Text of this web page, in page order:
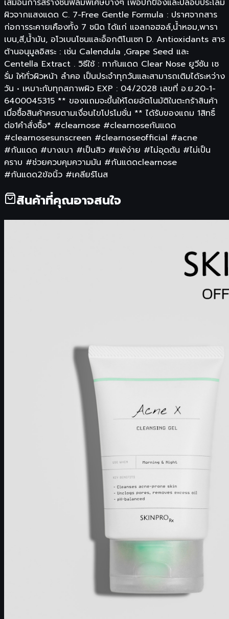
ผิวจากแสงแดด C. 7-Free Gentle Formula : ปราศจากสาร
ก่อการระคายเคืองทั้ง 7 ชนิด ได้แก่ แอลกอฮอล์,น้ำหอม,พารา
เบน,สี,น้ำมัน, อโวเบนโซนและอ็อกติโนเซท D. Antioxidants สาร
ต้านอนุมูลอิสระ : เช่น Calendula ,Grape Seed และ
Centella Extract . วิธีใช้ : ทากันแดด Clear Nose ยูวีซัน เซ
รั่ม ให้ทั่วผิวหน้า ลำคอ เป็นประจำทุกวันและสามารถเติมได้ระหว่าง
วัน • เหมาะกับทุกสภาพผิว EXP : 04/2028 เลขที่ อ.ย.20-1-
6400045315 ** ของแถมจะขึ้นให้โดยอัตโนมัติในตะกร้าสินค้า
เมื่อซื้อสินค้าครบตามเงื่อนไขโปรโมชั่น ** ได้รับของแถม 1สิทธิ์
ต่อ1คำสั่งซื้อ* #clearnose #clearnoseกันแดด
#clearnosesunscreen #clearnoseofficial #acne
#กันแดด #บางเบา #เป็นสิว #แพ้ง่าย #ไม่อุดตัน #ไม่เป็น
คราบ #ช่วยควบคุมความมัน #กันแดดclearnose
#กันแดด2ข้อนิ้ว #เคลียร์โนส
สินค้าที่คุณอาจสนใจ